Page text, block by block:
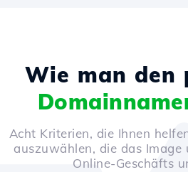
Wie man den
Acht Kriterien, die Ihnen
auszuwählen, die das Image
Online-Geschäfts